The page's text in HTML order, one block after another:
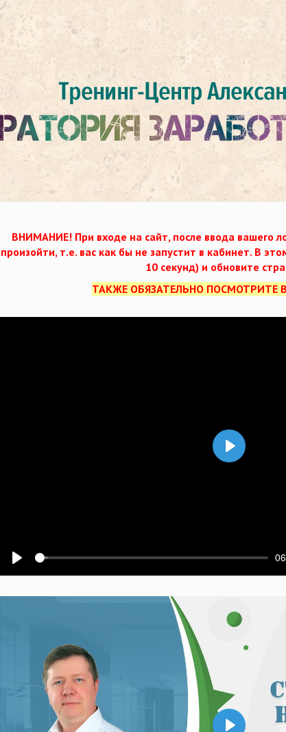
ВНИМАНИЕ! При входе на сайт, после ввода вашего
произойти, т.е. вас как бы не запустит в кабинет. В
10 секунд) и обновите
ТАКЖЕ ОБЯЗАТЕЛЬНО ПОСМОТРИТЕ
Воспроизвести